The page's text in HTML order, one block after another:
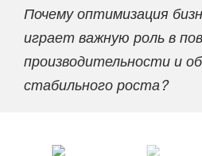
Почему оптимизация
играет важную роль в
производительности и
стабильного роста?